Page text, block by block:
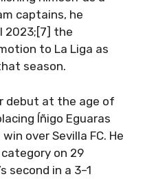
captains, he
2023;[7] the
to La Liga as
season.
debut at the age of
Íñigo Eguaras
over Sevilla FC. He
on 29
second in a 3–1